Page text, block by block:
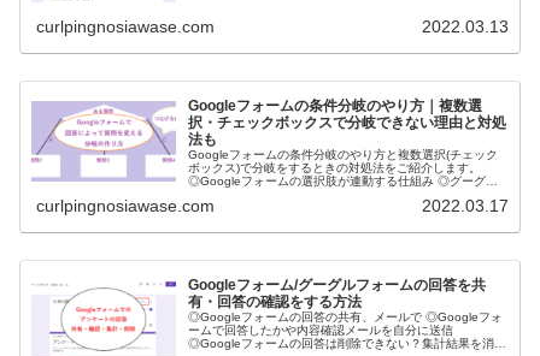
curlpingnosiawase.com 2022.03.13
Googleフォームの条件分岐のやり方｜複数選
択・チェックボックスで分岐できない理由と対処
法も
Googleフォームの条件分岐のやり方と複数選択(チェック
ボックス)で分岐をするときの対処法をご紹介します。
◎Googleフォームの選択肢が連動する仕組み ◎グーグル
の条件分岐ができない原因
curlpingnosiawase.com 2022.03.17
Googleフォーム/グーグルフォームの回答を共
有・回答の確認をする方法
◎Googleフォームの回答の共有、メールで ◎Googleフォ
ームで回答したかや内容確認メールを自分に送信
◎Googleフォームの回答は削除できない？集計結果を消す